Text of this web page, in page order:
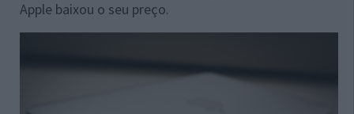
Apple baixou o seu preço.